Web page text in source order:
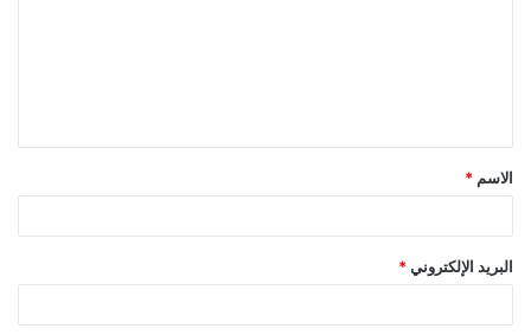
ق
*
الاسم *
البريد الإلكتروني *